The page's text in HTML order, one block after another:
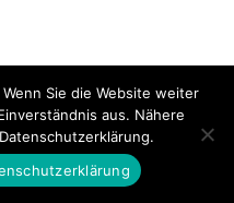
Sie die Website weiter
aus. Nähere